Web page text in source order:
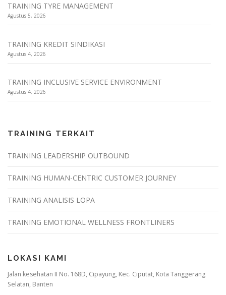
TRAINING TYRE MANAGEMENT
Agustus 5, 2026
TRAINING KREDIT SINDIKASI
Agustus 4, 2026
TRAINING INCLUSIVE SERVICE ENVIRONMENT
Agustus 4, 2026
TRAINING TERKAIT
TRAINING LEADERSHIP OUTBOUND
TRAINING HUMAN-CENTRIC CUSTOMER JOURNEY
TRAINING ANALISIS LOPA
TRAINING EMOTIONAL WELLNESS FRONTLINERS
LOKASI KAMI
Jalan kesehatan II No. 168D, Cipayung, Kec. Ciputat, Kota Tanggerang
Selatan, Banten